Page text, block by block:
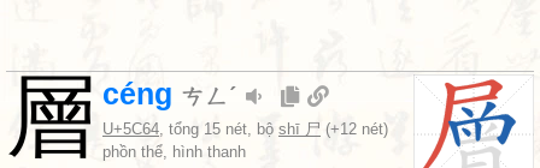
層 céng ㄘㄥˊ
U+5C64, tổng 15 nét, bộ shī 尸 (+12 nét)
phồn thể, hình thanh